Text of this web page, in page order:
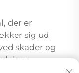
der er
sig ud
skader og